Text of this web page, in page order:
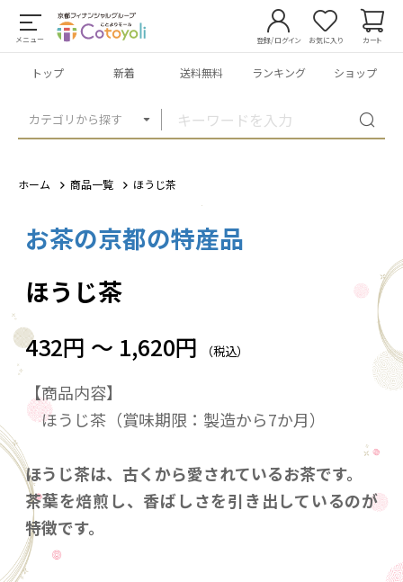
メニュー
カテゴリから探す
登録/ログイン お気に入り カート
トップ 新着 送料無料 ランキング ショップ
ホーム 商品一覧 ほうじ茶
お茶の京都の特産品
ほうじ茶
432円 ～ 1,620円 （税込）
【商品内容】
ほうじ茶（賞味期限：製造から7か月）
ほうじ茶は、古くから愛されているお茶です。
茶葉を焙煎し、香ばしさを引き出しているのが
特徴です。